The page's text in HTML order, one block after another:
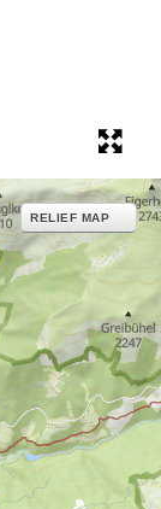
RELIEF MAP